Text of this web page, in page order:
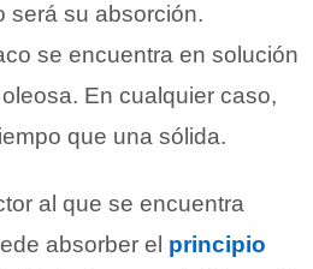
será su absorción.
se encuentra en solución
En cualquier caso,
que una sólida.
al que se encuentra
absorber el principio